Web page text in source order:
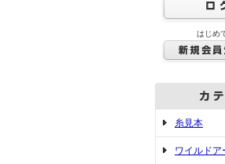
はじめ
糸見本
ワイルドア